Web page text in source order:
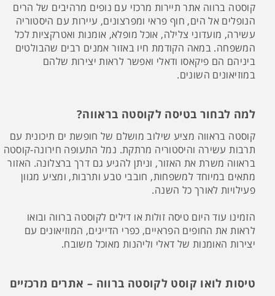
קוסטה ברווה אתר תיירות מרכזי עם נופים מרהיבים של הרים
הנופלים אל הים, חוף פראי ומפרצונים, עיירות עם היסטוריה
עשירה, מועדוני צלילה, אוכל מופלא, אומנות ואטרקציות לכל
המשפחה. במאה הקודמת חיו באזור אמנים רבים שהבולטים
ביניהם הם פיקאסו ודאלי ואפשר לראות יצירות שלהם
במוזיאונים השונים.
למה לבחור בטיסה לקוסטה בראווה?
קוסטה בראווה מציע שילוב מושלם של חופשת ים תיכונית עם
תרבות עשירה והיסטוריה מרתקת. נמל התעופה חירונה-קוסטה
בראווה משרת את האזור, וניתן להגיע גם דרך ברצלונה. האזור
מתאים במיוחד למשפחות, חובבי טבע ותרבות, ומציע מגוון
פעילויות לאורך כל השנה.
הזמינו עוד היום טיסה זולות או דילים לקוסטה ברווה ובואו
לראות את החופים הפראיים, כפרי הדייגים, המוזיאונים עם
יצירות האומנות של דאלי וליהנות מאוכל משובח.
טיסות לואו קוסט לקוסטה ברווה – אתרים מרכזיים